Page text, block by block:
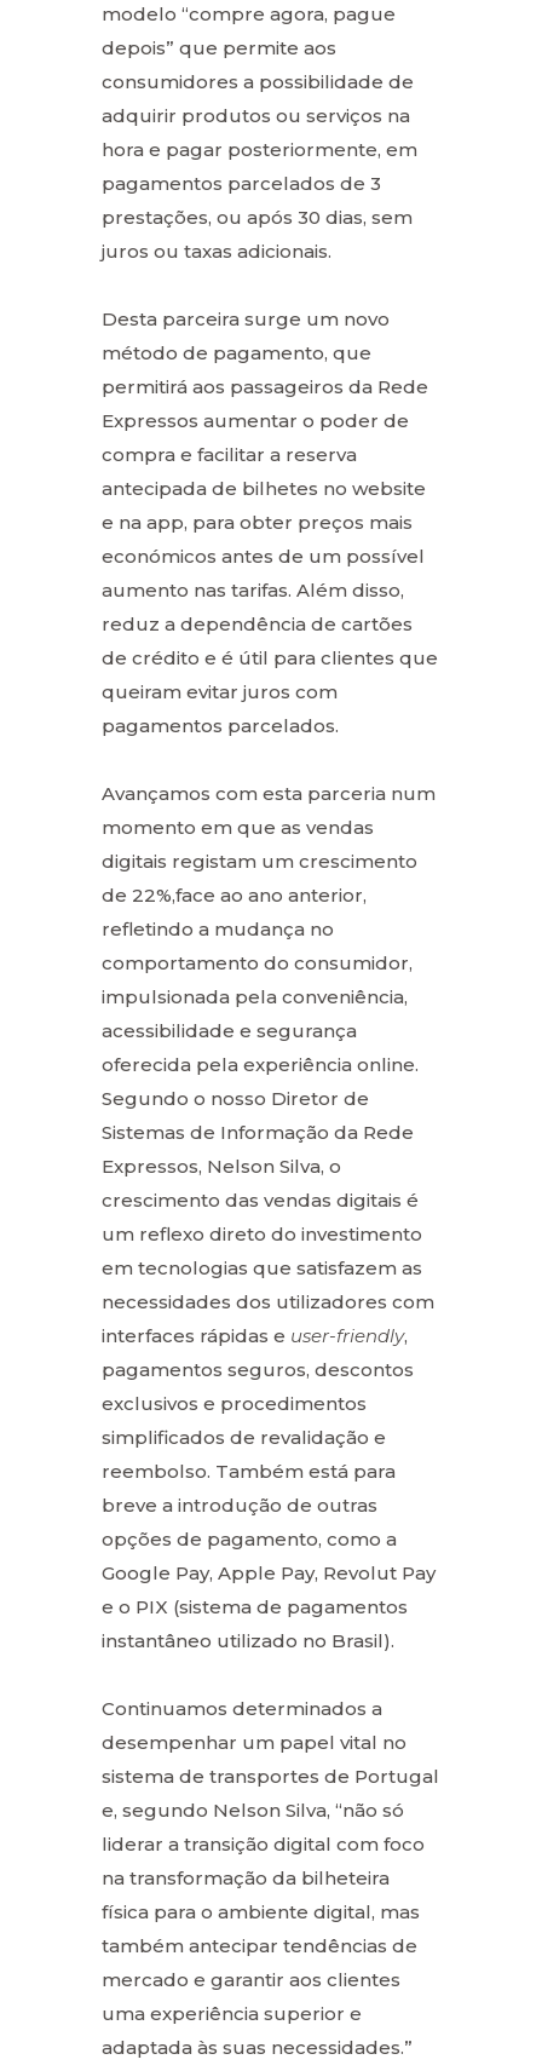
modelo “compre agora, pague
depois” que permite aos
consumidores a possibilidade de
adquirir produtos ou serviços na
hora e pagar posteriormente, em
pagamentos parcelados de 3
prestações, ou após 30 dias, sem
juros ou taxas adicionais.
Desta parceira surge um novo
método de pagamento, que
permitirá aos passageiros da Rede
Expressos aumentar o poder de
compra e facilitar a reserva
antecipada de bilhetes no website
e na app, para obter preços mais
económicos antes de um possível
aumento nas tarifas. Além disso,
reduz a dependência de cartões
de crédito e é útil para clientes que
queiram evitar juros com
pagamentos parcelados.
Avançamos com esta parceria num
momento em que as vendas
digitais registam um crescimento
de 22%,face ao ano anterior,
refletindo a mudança no
comportamento do consumidor,
impulsionada pela conveniência,
acessibilidade e segurança
oferecida pela experiência online.
Segundo o nosso Diretor de
Sistemas de Informação da Rede
Expressos, Nelson Silva, o
crescimento das vendas digitais é
um reflexo direto do investimento
em tecnologias que satisfazem as
necessidades dos utilizadores com
interfaces rápidas e user-friendly,
pagamentos seguros, descontos
exclusivos e procedimentos
simplificados de revalidação e
reembolso. Também está para
breve a introdução de outras
opções de pagamento, como a
Google Pay, Apple Pay, Revolut Pay
e o PIX (sistema de pagamentos
instantâneo utilizado no Brasil).
Continuamos determinados a
desempenhar um papel vital no
sistema de transportes de Portugal
e, segundo Nelson Silva, “não só
liderar a transição digital com foco
na transformação da bilheteira
física para o ambiente digital, mas
também antecipar tendências de
mercado e garantir aos clientes
uma experiência superior e
adaptada às suas necessidades.”